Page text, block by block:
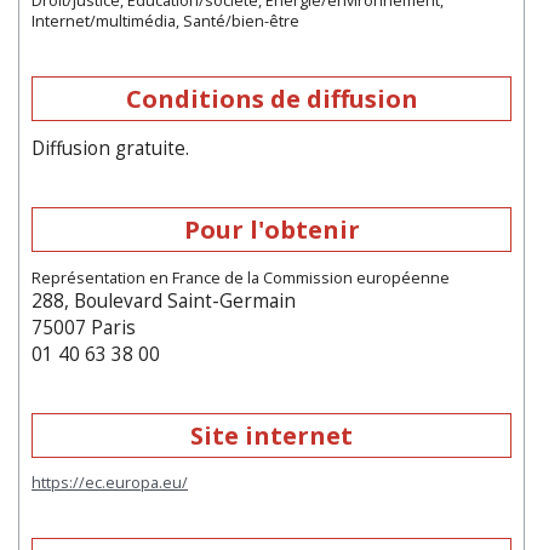
Internet/multimédia, Santé/bien-être
Conditions de diffusion
Diffusion gratuite.
Pour l'obtenir
Représentation en France de la Commission européenne
288, Boulevard Saint-Germain
75007 Paris
01 40 63 38 00
Site internet
https://ec.europa.eu/